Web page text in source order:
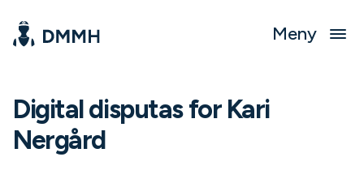
Meny
Digital disputas for Kari
Nergård